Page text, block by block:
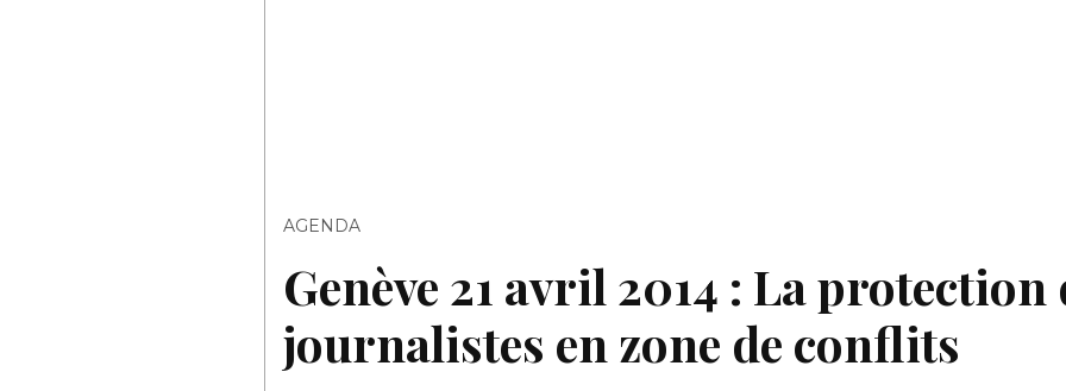
AGENDA
Genève 21 avril 2014 : La protection
journalistes en zone de conflits